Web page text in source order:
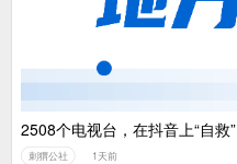
2508个电视台，在抖音上“自救”
刺猬公社 1天前